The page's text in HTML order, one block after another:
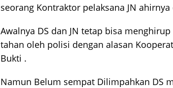
seorang Kontraktor pelaksana JN
Awalnya DS dan JN tetap bisa
tahan oleh polisi dengan alasan
Bukti .
Namun Belum sempat Dilimpahkan DS